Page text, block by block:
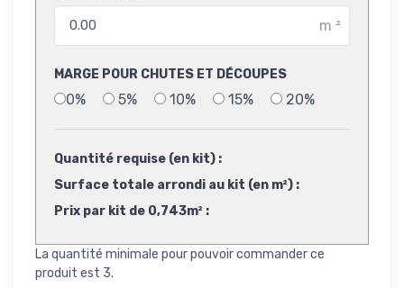
m ²
MARGE POUR CHUTES ET DÉCOUPES
0% 5% 10% 15% 20%
Quantité requise (en kit) :
Surface totale arrondi au kit (en m²) :
Prix par kit de 0,743m² :
La quantité minimale pour pouvoir commander ce
produit est 3.